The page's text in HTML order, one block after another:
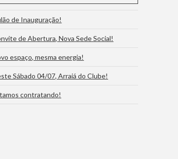
de Inauguração!
de Abertura, Nova Sede Social!
espaço, mesma energia!
Sábado 04/07, Arraiá do Clube!
contratando!